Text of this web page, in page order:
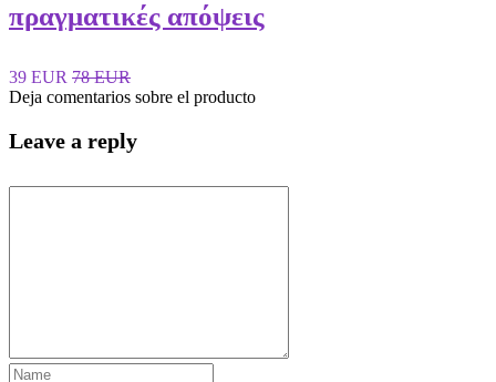
πραγματικές απόψεις
39 EUR 78 EUR
Deja comentarios sobre el producto
Leave a reply